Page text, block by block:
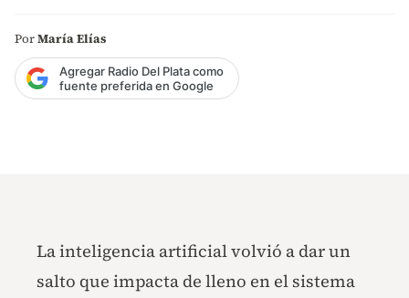
PorMaría Elías
Agregar Radio Del Plata como
fuente preferida en Google
La inteligencia artificial volvió a dar un
salto que impacta de lleno en el sistema